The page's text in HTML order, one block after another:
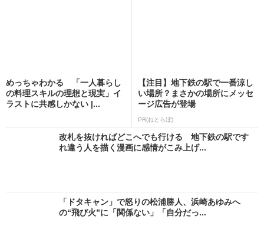
めっちゃわかる 「一人暮らし
の料理スキルの理想と現実」イ
ラストに共感しかない |...
【注目】地下鉄の駅で一番涼し
い場所？まさかの場所にメッセ
ージ広告が登場
PR(ねとらぼ)
改札を抜ければどこへでも行ける 地下鉄の駅です
れ違う人を描く漫画に感情がこみ上げ...
「ドタキャン」で怒りの松浦勝人、浜崎あゆみへ
の“飛び火”に「関係ない」「自分だっ...